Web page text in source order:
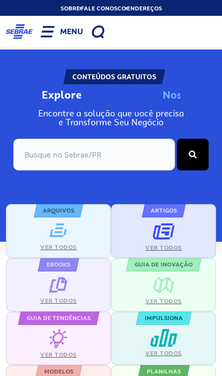
SOBREFALE CONOSCOENDEREÇOS
MENU
CONTEÚDOS GRATUITOS
Explore No
Encontre a solução que você precisa
e Transforme Seu Negócio
ARQUIVOS
VER TODOS
ARTIGOS
VER TODOS
EBOOKS
VER TODOS
GUIA DE INOVAÇÃO
VER TODOS
GUIA DE TENDÊNCIAS
VER TODOS
IMPULSIONA
VER TODOS
MODELOS PLANILHAS